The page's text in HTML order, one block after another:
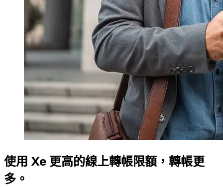
使用 Xe 更高的線上轉帳限額，轉帳更
多。